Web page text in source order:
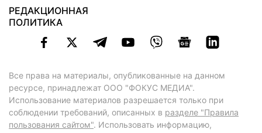
РЕДАКЦИОННАЯ
ПОЛИТИКА
Все права на материалы, опубликованные на данном
ресурсе, принадлежат ООО "ФОКУС МЕДИА".
Использование материалов разрешается только при
соблюдении требований, описанных в разделе "Правила
пользования сайтом". Использовать информацию,